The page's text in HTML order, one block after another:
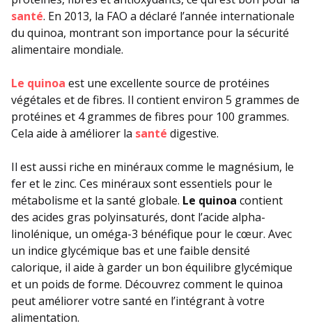
santé. En 2013, la FAO a déclaré l’année internationale
du quinoa, montrant son importance pour la sécurité
alimentaire mondiale.
Le quinoa est une excellente source de protéines
végétales et de fibres. Il contient environ 5 grammes de
protéines et 4 grammes de fibres pour 100 grammes.
Cela aide à améliorer la santé digestive.
Il est aussi riche en minéraux comme le magnésium, le
fer et le zinc. Ces minéraux sont essentiels pour le
métabolisme et la santé globale. Le quinoa contient
des acides gras polyinsaturés, dont l’acide alpha-
linolénique, un oméga-3 bénéfique pour le cœur. Avec
un indice glycémique bas et une faible densité
calorique, il aide à garder un bon équilibre glycémique
et un poids de forme. Découvrez comment le quinoa
peut améliorer votre santé en l’intégrant à votre
alimentation.